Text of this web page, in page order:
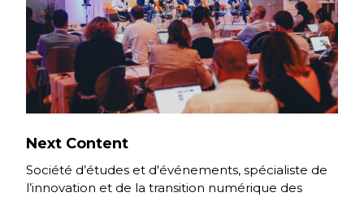
Next Content
Société d’études et d'événements, spécialiste de
l’innovation et de la transition numérique des